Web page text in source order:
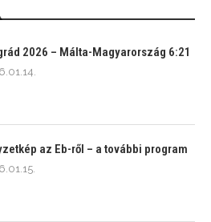
2026 – Málta-Magyarország 6:21
az Eb-ről – a további program